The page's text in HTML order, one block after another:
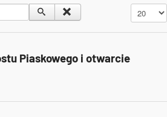
Pokaż #
Piaskowego i otwarcie